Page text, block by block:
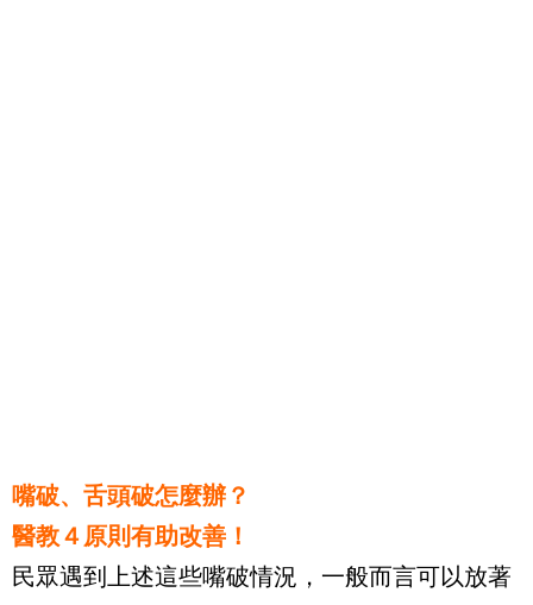
嘴破、舌頭破怎麼辦？
醫教４原則有助改善！
民眾遇到上述這些嘴破情況，一般而言可以放著